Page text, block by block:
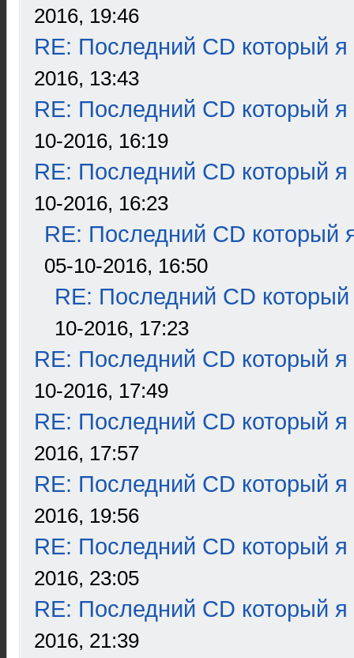
2016, 19:46
RE: Последний CD который я
2016, 13:43
RE: Последний CD который я
10-2016, 16:19
RE: Последний CD который я
10-2016, 16:23
RE: Последний CD который
05-10-2016, 16:50
RE: Последний CD который
10-2016, 17:23
RE: Последний CD который я
10-2016, 17:49
RE: Последний CD который я
2016, 17:57
RE: Последний CD который я
2016, 19:56
RE: Последний CD который я
2016, 23:05
RE: Последний CD который я
2016, 21:39